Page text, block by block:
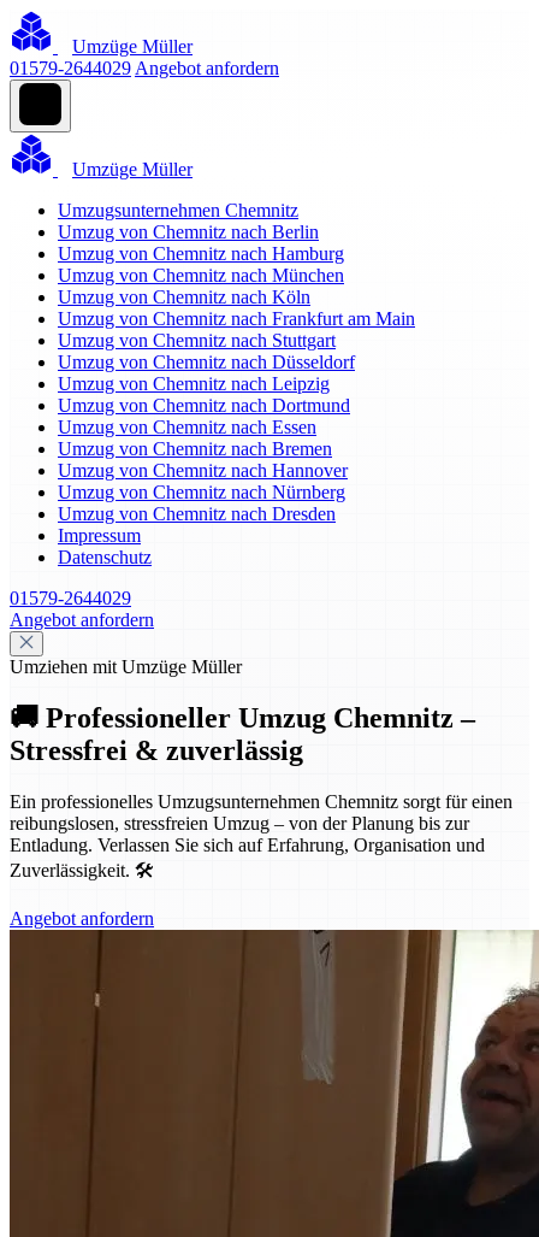
Umzüge Müller
01579-2644029 Angebot anfordern
Umzüge Müller
Umzugsunternehmen Chemnitz
Umzug von Chemnitz nach Berlin
Umzug von Chemnitz nach Hamburg
Umzug von Chemnitz nach München
Umzug von Chemnitz nach Köln
Umzug von Chemnitz nach Frankfurt am Main
Umzug von Chemnitz nach Stuttgart
Umzug von Chemnitz nach Düsseldorf
Umzug von Chemnitz nach Leipzig
Umzug von Chemnitz nach Dortmund
Umzug von Chemnitz nach Essen
Umzug von Chemnitz nach Bremen
Umzug von Chemnitz nach Hannover
Umzug von Chemnitz nach Nürnberg
Umzug von Chemnitz nach Dresden
Impressum
Datenschutz
01579-2644029
Angebot anfordern
Umziehen mit Umzüge Müller
🚚 Professioneller Umzug Chemnitz –
Stressfrei & zuverlässig
Ein professionelles Umzugsunternehmen Chemnitz sorgt für einen
reibungslosen, stressfreien Umzug – von der Planung bis zur
Entladung. Verlassen Sie sich auf Erfahrung, Organisation und
Zuverlässigkeit. 🛠️
Angebot anfordern